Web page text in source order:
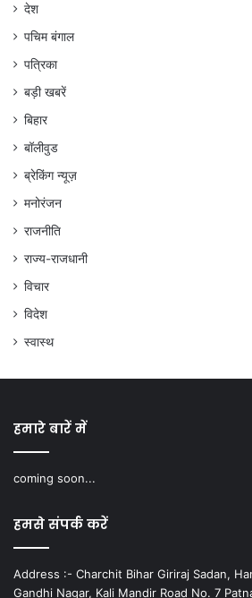
देश
पचिम बंगाल
पत्रिका
बड़ी खबरें
बिहार
बॉलीवुड
ब्रेकिंग न्यूज़
मनोरंजन
राजनीति
राज्य-राजधानी
विचार
विदेश
स्वास्थ
हमारे बारें में
coming soon...
हमसे संपर्क करें
Address :- Charchit Bihar Giriraj Sadan,
Gandhi Nagar, Kali Mandir Road No. 7